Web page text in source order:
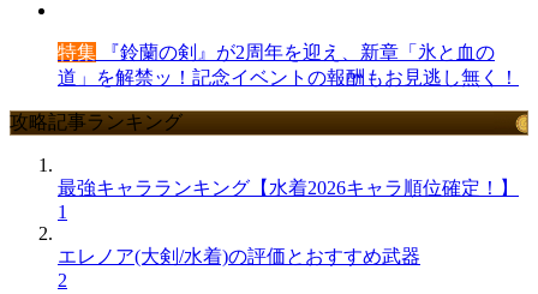
特集 『鈴蘭の剣』が2周年を迎え、新章「氷と血の
道」を解禁ッ！記念イベントの報酬もお見逃し無く！
攻略記事ランキング
最強キャラランキング【水着2026キャラ順位確定！】
1
エレノア(大剣/水着)の評価とおすすめ武器
2